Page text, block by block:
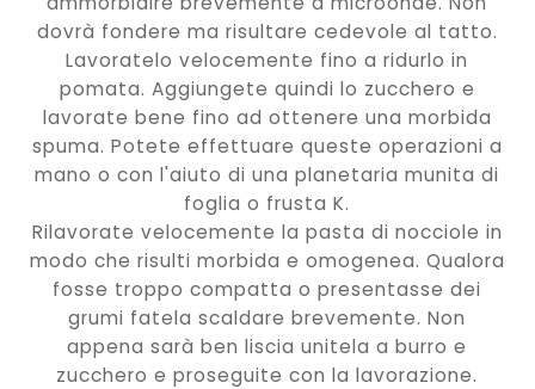
dovrà fondere ma risultare cedevole al tatto.
Lavoratelo velocemente fino a ridurlo in
pomata. Aggiungete quindi lo zucchero e
lavorate bene fino ad ottenere una morbida
spuma. Potete effettuare queste operazioni a
mano o con l'aiuto di una planetaria munita di
foglia o frusta K.
Rilavorate velocemente la pasta di nocciole in
modo che risulti morbida e omogenea. Qualora
fosse troppo compatta o presentasse dei
grumi fatela scaldare brevemente. Non
appena sarà ben liscia unitela a burro e
zucchero e proseguite con la lavorazione.